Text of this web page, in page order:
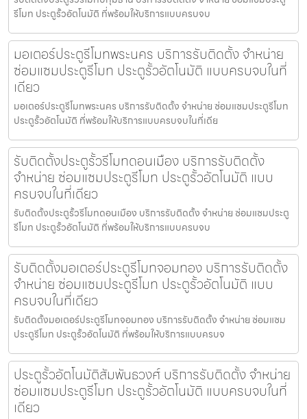
รีโมท ประตูรั้วอัตโนมัติ ที่พร้อมให้บริการแบบครบจบ
มอเตอร์ประตูรีโมทพระนคร บริการรับติดตั้ง จำหน่าย
ซ่อมแซมประตูรีโมท ประตูรั้วอัตโนมัติ แบบครบจบในที่
เดียว
มอเตอร์ประตูรีโมทพระนคร บริการรับติดตั้ง จำหน่าย ซ่อมแซมประตูรีโมท
ประตูรั้วอัตโนมัติ ที่พร้อมให้บริการแบบครบจบในที่เดีย
รับติดตั้งประตูรั้วรีโมทดอนเมือง บริการรับติดตั้ง
จำหน่าย ซ่อมแซมประตูรีโมท ประตูรั้วอัตโนมัติ แบบ
ครบจบในที่เดียว
รับติดตั้งประตูรั้วรีโมทดอนเมือง บริการรับติดตั้ง จำหน่าย ซ่อมแซมประตู
รีโมท ประตูรั้วอัตโนมัติ ที่พร้อมให้บริการแบบครบจบ
รับติดตั้งมอเตอร์ประตูรีโมทจอมทอง บริการรับติดตั้ง
จำหน่าย ซ่อมแซมประตูรีโมท ประตูรั้วอัตโนมัติ แบบ
ครบจบในที่เดียว
รับติดตั้งมอเตอร์ประตูรีโมทจอมทอง บริการรับติดตั้ง จำหน่าย ซ่อมแซม
ประตูรีโมท ประตูรั้วอัตโนมัติ ที่พร้อมให้บริการแบบครบจ
ประตูรั้วอัตโนมัติสัมพันธวงศ์ บริการรับติดตั้ง จำหน่าย
ซ่อมแซมประตูรีโมท ประตูรั้วอัตโนมัติ แบบครบจบในที่
เดียว